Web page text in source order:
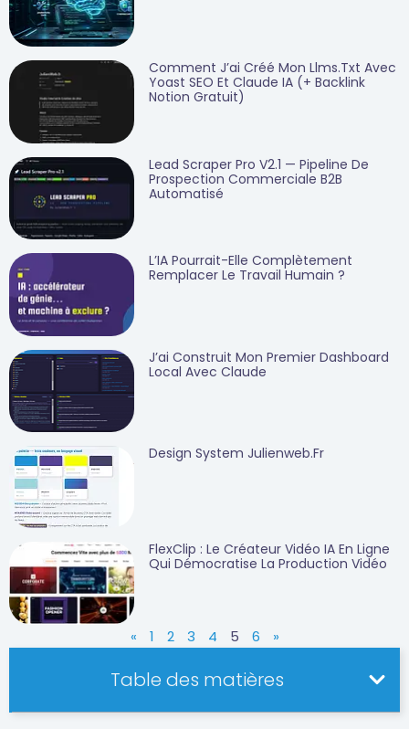
Comment J’ai Créé Mon Llms.txt Avec
Yoast SEO Et Claude IA (+ Backlink
Notion Gratuit)
Lead Scraper Pro V2.1 — Pipeline De
Prospection Commerciale B2B
Automatisé
L’IA Pourrait-Elle Complètement
Remplacer Le Travail Humain ?
J’ai Construit Mon Premier Dashboard
Local Avec Claude
Design System Julienweb.fr
FlexClip : Le Créateur Vidéo IA En Ligne
Qui Démocratise La Production Vidéo
« 1 2 3 4 5 6 »
Table des matières